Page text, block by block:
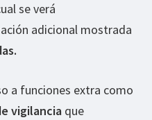
se verá
adicional mostrada
a funciones extra como
vigilancia que